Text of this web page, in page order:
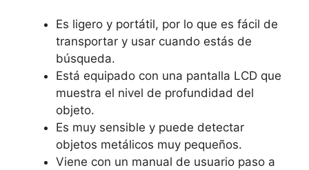
Es ligero y portátil, por lo que es fácil de
transportar y usar cuando estás de
búsqueda.
Está equipado con una pantalla LCD que
muestra el nivel de profundidad del
objeto.
Es muy sensible y puede detectar
objetos metálicos muy pequeños.
Viene con un manual de usuario paso a